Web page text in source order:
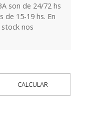
son de 24/72 hs
de 15-19 hs. En
nos
CALCULAR